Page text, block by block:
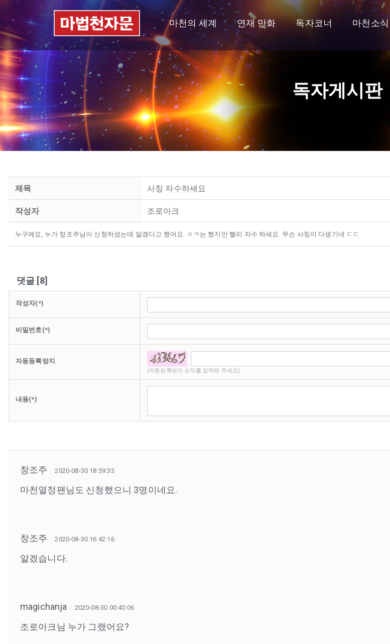
마천의 세계 연재 만화 독자코너 마천소식
독자게시판
제목 사칭 자수하세요
작성자 조로아크
누구에요, 누가 창조주님이 신청하셨는데 알겠다고 했어요. ㅇㅋ는 했지만 빨리 자수 하세요. 무슨 사칭이 다생기네 ㄷㄷ
댓글 [8]
작성자(*)
비밀번호(*)
자동등록방지
(자동등록방지 숫자를 입력해 주세요)
내용(*)
창조주 2020-08-30 18:59:33
마천열정팬님도 신청했으니 3명이네요.
창조주 2020-08-30 16:42:16
알겠습니다.
magichanja 2020-08-30 00:40:06
조로아크님 누가 그랬어요?